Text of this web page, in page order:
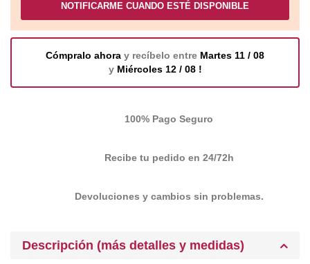
NOTIFICARME CUANDO ESTÉ DISPONIBLE
Cómpralo ahora y recíbelo entre Martes 11 / 08
y Miércoles 12 / 08 !
100% Pago Seguro
Recibe tu pedido en 24/72h
Devoluciones y cambios sin problemas.
Descripción (más detalles y medidas)